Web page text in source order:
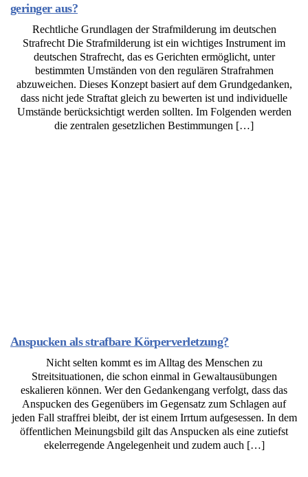
geringer aus?
Rechtliche Grundlagen der Strafmilderung im deutschen
Strafrecht Die Strafmilderung ist ein wichtiges Instrument im
deutschen Strafrecht, das es Gerichten ermöglicht, unter
bestimmten Umständen von den regulären Strafrahmen
abzuweichen. Dieses Konzept basiert auf dem Grundgedanken,
dass nicht jede Straftat gleich zu bewerten ist und individuelle
Umstände berücksichtigt werden sollten. Im Folgenden werden
die zentralen gesetzlichen Bestimmungen […]
Anspucken als strafbare Körperverletzung?
Nicht selten kommt es im Alltag des Menschen zu
Streitsituationen, die schon einmal in Gewaltausübungen
eskalieren können. Wer den Gedankengang verfolgt, dass das
Anspucken des Gegenübers im Gegensatz zum Schlagen auf
jeden Fall straffrei bleibt, der ist einem Irrtum aufgesessen. In dem
öffentlichen Meinungsbild gilt das Anspucken als eine zutiefst
ekelerregende Angelegenheit und zudem auch […]